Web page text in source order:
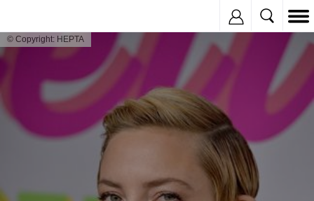
© Copyright: HEPTA